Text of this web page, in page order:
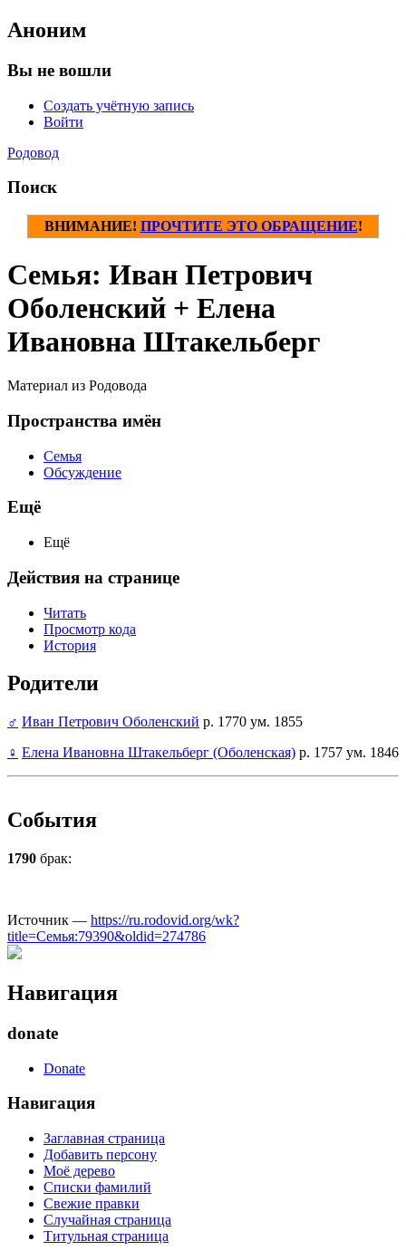
Аноним
Вы не вошли
Создать учётную запись
Войти
Родовод
Поиск
ВНИМАНИЕ! ПРОЧТИТЕ ЭТО ОБРАЩЕНИЕ!
Семья: Иван Петрович
Оболенский + Елена
Ивановна Штакельберг
Материал из Родовода
Пространства имён
Семья
Обсуждение
Ещё
Ещё
Действия на странице
Читать
Просмотр кода
История
Родители
♂ Иван Петрович Оболенский р. 1770 ум. 1855
♀ Елена Ивановна Штакельберг (Оболенская) р. 1757 ум. 1846
События
1790 брак:
Источник — https://ru.rodovid.org/wk?
title=Семья:79390&oldid=274786
Навигация
donate
Donate
Навигация
Заглавная страница
Добавить персону
Моё дерево
Списки фамилий
Свежие правки
Случайная страница
Титульная страница